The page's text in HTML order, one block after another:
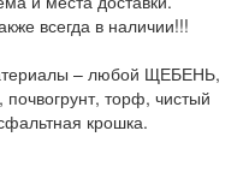
всегда в наличии!!!
– любой ЩЕБЕНЬ,
торф, чистый
крошка.